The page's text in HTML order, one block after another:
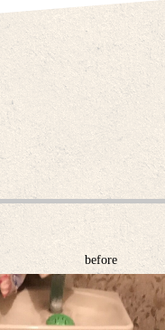
before